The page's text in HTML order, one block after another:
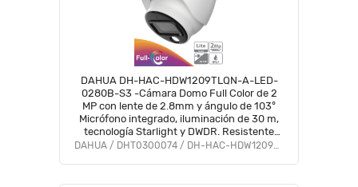
DAHUA DH-HAC-HDW1209TLQN-A-LED-
0280B-S3 -Cámara Domo Full Color de 2
MP con lente de 2.8mm y ángulo de 103°
Micrófono integrado, iluminación de 30 m,
tecnología Starlight y DWDR. Resistente
con IP67, visión clara en baja luz #M1
DAHUA / DHT0300074 / DH-HAC-HDW1209TLQN-A-LED-S3